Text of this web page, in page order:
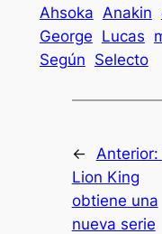
Ahsoka Anakin
George Lucas
Según Selecto
← Anterior:
Lion King
obtiene una
nueva serie